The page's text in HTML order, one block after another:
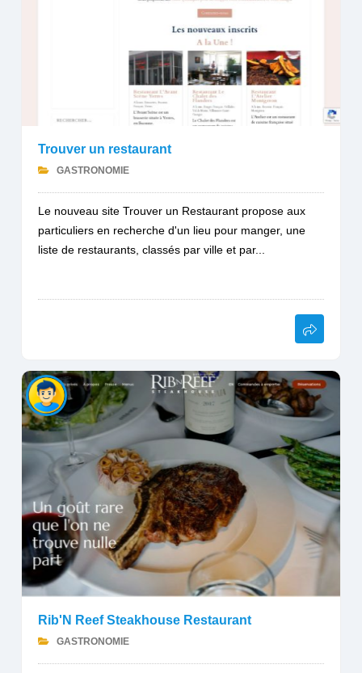
Trouver un restaurant
GASTRONOMIE
Le nouveau site Trouver un Restaurant propose aux
particuliers en recherche d'un lieu pour manger, une
liste de restaurants, classés par ville et par...
Rib'N Reef Steakhouse Restaurant
GASTRONOMIE